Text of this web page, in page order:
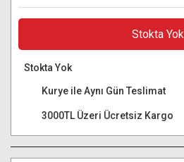
Stokta Yok
Stokta Yok
Kurye ile Aynı Gün Teslimat
3000TL Üzeri Ücretsiz Kargo